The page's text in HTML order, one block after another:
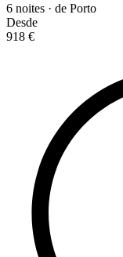
6 noites · de Porto
Desde
918 €